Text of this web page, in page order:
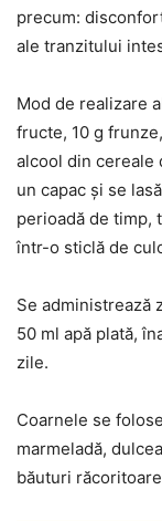
precum:
ale tranzitului
Mod de realizare
fructe, 10 g
alcool din cereale
un capac și se
perioadă de timp,
într-o sticlă de
Se administrează
50 ml apă plată,
zile.
Coarnele se
marmeladă,
băuturi